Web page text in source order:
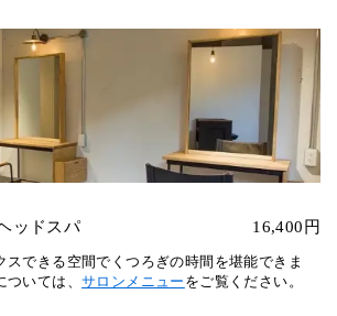
ッドスパ 16,400円
スできる空間でくつろぎの時間を堪能できま
いては、 サロンメニュー をご覧ください。